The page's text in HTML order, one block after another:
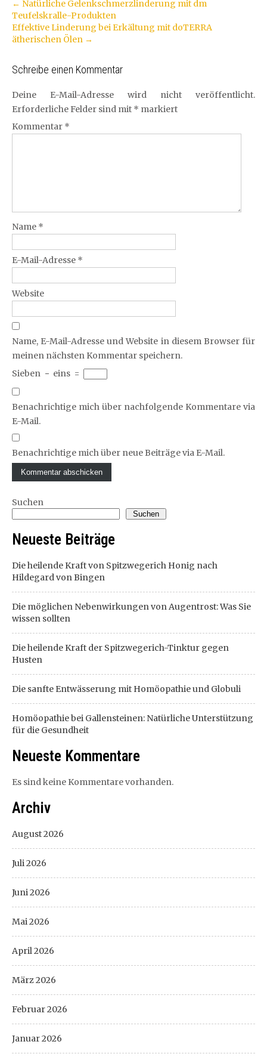
Artikel-
Navigation
← Natürliche Gelenkschmerzlinderung mit dm
Teufelskralle-Produkten
Effektive Linderung bei Erkältung mit doTERRA
ätherischen Ölen →
Schreibe einen Kommentar
Deine E-Mail-Adresse wird nicht veröffentlicht.
Erforderliche Felder sind mit * markiert
Kommentar *
Name *
E-Mail-Adresse *
Website
Name, E-Mail-Adresse und Website in diesem Browser für
meinen nächsten Kommentar speichern.
Sieben − eins =
Benachrichtige mich über nachfolgende Kommentare via
E-Mail.
Benachrichtige mich über neue Beiträge via E-Mail.
Suchen
Suchen
Neueste Beiträge
Die heilende Kraft von Spitzwegerich Honig nach
Hildegard von Bingen
Die möglichen Nebenwirkungen von Augentrost: Was Sie
wissen sollten
Die heilende Kraft der Spitzwegerich-Tinktur gegen
Husten
Die sanfte Entwässerung mit Homöopathie und Globuli
Homöopathie bei Gallensteinen: Natürliche Unterstützung
für die Gesundheit
Neueste Kommentare
Es sind keine Kommentare vorhanden.
Archiv
August 2026
Juli 2026
Juni 2026
Mai 2026
April 2026
März 2026
Februar 2026
Januar 2026